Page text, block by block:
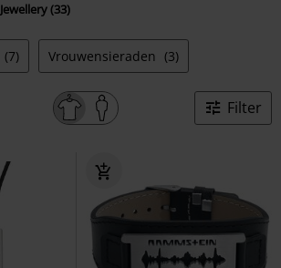
Jewellery (33)
(7) Vrouwensieraden (3)
Filter